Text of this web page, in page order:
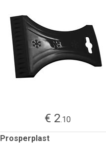
€ 2.10
Prosperplast